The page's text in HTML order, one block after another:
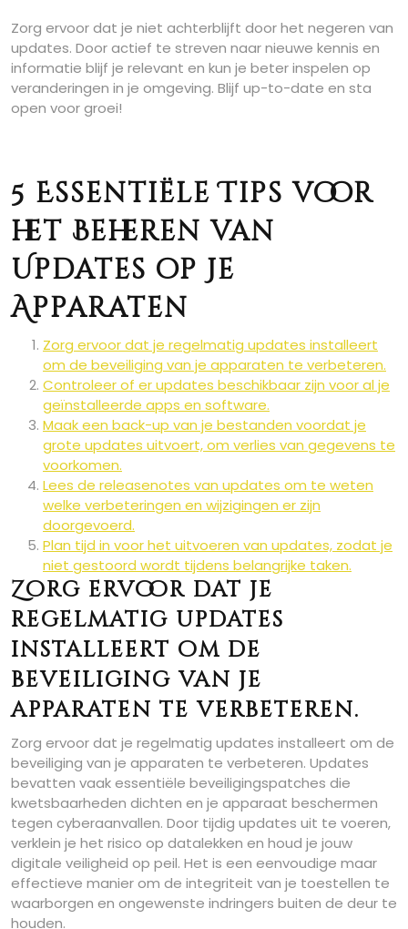
Zorg ervoor dat je niet achterblijft door het negeren van
updates. Door actief te streven naar nieuwe kennis en
informatie blijf je relevant en kun je beter inspelen op
veranderingen in je omgeving. Blijf up-to-date en sta
open voor groei!
5 Essentiële Tips voor
het Beheren van
Updates op Je
Apparaten
Zorg ervoor dat je regelmatig updates installeert
om de beveiliging van je apparaten te verbeteren.
Controleer of er updates beschikbaar zijn voor al je
geïnstalleerde apps en software.
Maak een back-up van je bestanden voordat je
grote updates uitvoert, om verlies van gegevens te
voorkomen.
Lees de releasenotes van updates om te weten
welke verbeteringen en wijzigingen er zijn
doorgevoerd.
Plan tijd in voor het uitvoeren van updates, zodat je
niet gestoord wordt tijdens belangrijke taken.
Zorg ervoor dat je
regelmatig updates
installeert om de
beveiliging van je
apparaten te verbeteren.
Zorg ervoor dat je regelmatig updates installeert om de
beveiliging van je apparaten te verbeteren. Updates
bevatten vaak essentiële beveiligingspatches die
kwetsbaarheden dichten en je apparaat beschermen
tegen cyberaanvallen. Door tijdig updates uit te voeren,
verklein je het risico op datalekken en houd je jouw
digitale veiligheid op peil. Het is een eenvoudige maar
effectieve manier om de integriteit van je toestellen te
waarborgen en ongewenste indringers buiten de deur te
houden.